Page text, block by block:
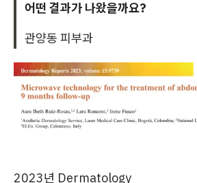
어떤 결과가 나왔을까요?
관양동 피부과
2023년 Dermatology